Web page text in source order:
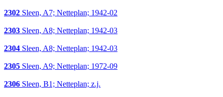
2302 Sleen, A7; Netteplan; 1942-02
2303 Sleen, A8; Netteplan; 1942-03
2304 Sleen, A8; Netteplan; 1942-03
2305 Sleen, A9; Netteplan; 1972-09
2306 Sleen, B1; Netteplan; z.j.